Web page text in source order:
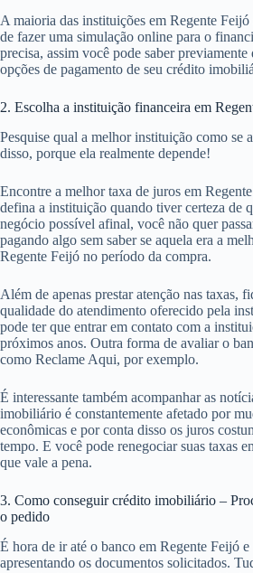
A maioria das instituições em Regente
de fazer uma simulação online para o
precisa, assim você pode saber previamente
opções de pagamento de seu crédito
2. Escolha a instituição financeira em
Pesquise qual a melhor instituição como se
disso, porque ela realmente depende!
Encontre a melhor taxa de juros em
defina a instituição quando tiver certeza de
negócio possível afinal, você não quer
pagando algo sem saber se aquela era a
Regente Feijó no período da compra.
Além de apenas prestar atenção nas taxas,
qualidade do atendimento oferecido pela
pode ter que entrar em contato com a
próximos anos. Outra forma de avaliar o
como Reclame Aqui, por exemplo.
É interessante também acompanhar as
imobiliário é constantemente afetado por
econômicas e por conta disso os juros
tempo. E você pode renegociar suas taxas
que vale a pena.
3. Como conseguir crédito imobiliário –
o pedido
É hora de ir até o banco em Regente Feijó
apresentando os documentos solicitados.